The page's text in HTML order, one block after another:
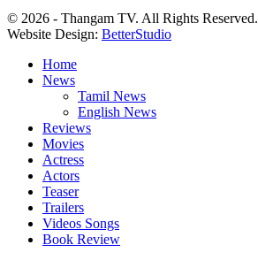
© 2026 - Thangam TV. All Rights Reserved.
Website Design: BetterStudio
Home
News
Tamil News
English News
Reviews
Movies
Actress
Actors
Teaser
Trailers
Videos Songs
Book Review